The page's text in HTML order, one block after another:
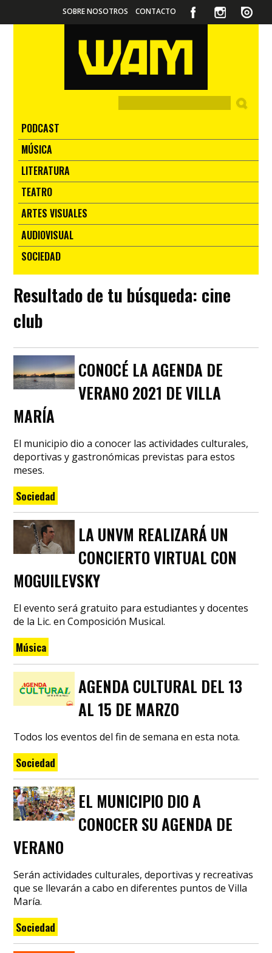
SOBRE NOSOTROS CONTACTO
PODCAST
MÚSICA
LITERATURA
TEATRO
ARTES VISUALES
AUDIOVISUAL
SOCIEDAD
Resultado de tu búsqueda: cine
club
CONOCÉ LA AGENDA DE
VERANO 2021 DE VILLA
MARÍA
El municipio dio a conocer las actividades culturales,
deportivas y gastronómicas previstas para estos
meses.
Sociedad
LA UNVM REALIZARÁ UN
CONCIERTO VIRTUAL CON
MOGUILEVSKY
El evento será gratuito para estudiantes y docentes
de la Lic. en Composición Musical.
Música
AGENDA CULTURAL DEL 13
AL 15 DE MARZO
Todos los eventos del fin de semana en esta nota.
Sociedad
EL MUNICIPIO DIO A
CONOCER SU AGENDA DE
VERANO
Serán actividades culturales, deportivas y recreativas
que se llevarán a cabo en diferentes puntos de Villa
María.
Sociedad